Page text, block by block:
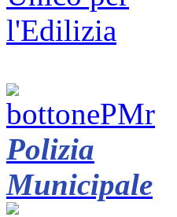
Polizia
Municipale